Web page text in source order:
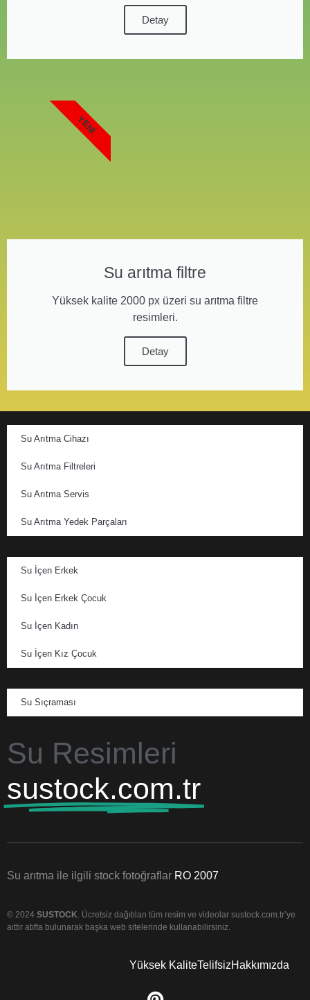
Detay
Su arıtma filtre
Yüksek kalite 2000 px üzeri su arıtma filtre
resimleri.
Detay
YENI
Su Arıtma Cihazı
Su Arıtma Filtreleri
Su Arıtma Servis
Su Arıtma Yedek Parçaları
Su İçen Erkek
Su İçen Erkek Çocuk
Su İçen Kadın
Su İçen Kız Çocuk
Su Sıçraması
Su Resimleri
sustock.com.tr
Su arıtma ile ilgili stock fotoğraflar RO 2007
© 2024 SUSTOCK . Ücretsiz dağıtılan tüm resim ve videolar sustock.com.tr’ye
aittir atıfta bulunarak başka web sitelerinde kullanabilirsiniz.
Yüksek KaliteTelifsizHakkımızda